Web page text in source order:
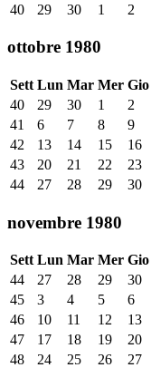
40
29 30 1 2
ottobre 1980
Sett Lun Mar Mer Gio
40
29 30 1 2
41
6 7 8 9
42
13 14 15 16
43
20 21 22 23
44
27 28 29 30
novembre 1980
Sett Lun Mar Mer Gio
44
27 28 29 30
45
3 4 5 6
46
10 11 12 13
47
17 18 19 20
48
24 25 26 27